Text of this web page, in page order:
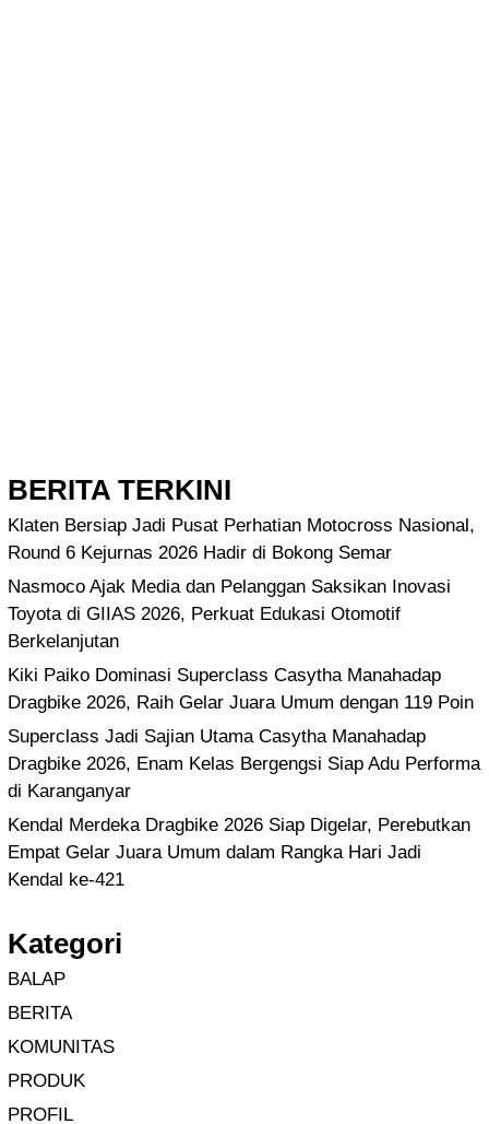
BERITA TERKINI
Klaten Bersiap Jadi Pusat Perhatian Motocross Nasional,
Round 6 Kejurnas 2026 Hadir di Bokong Semar
Nasmoco Ajak Media dan Pelanggan Saksikan Inovasi
Toyota di GIIAS 2026, Perkuat Edukasi Otomotif
Berkelanjutan
Kiki Paiko Dominasi Superclass Casytha Manahadap
Dragbike 2026, Raih Gelar Juara Umum dengan 119 Poin
Superclass Jadi Sajian Utama Casytha Manahadap
Dragbike 2026, Enam Kelas Bergengsi Siap Adu Performa
di Karanganyar
Kendal Merdeka Dragbike 2026 Siap Digelar, Perebutkan
Empat Gelar Juara Umum dalam Rangka Hari Jadi
Kendal ke-421
Kategori
BALAP
BERITA
KOMUNITAS
PRODUK
PROFIL